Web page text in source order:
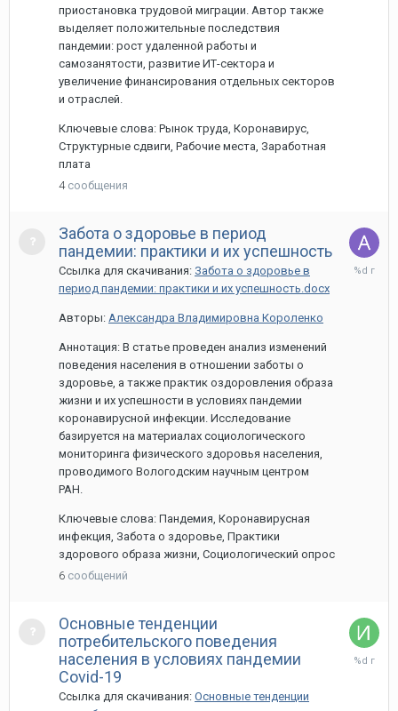
приостановка трудовой миграции. Автор также
выделяет положительные последствия
пандемии: рост удаленной работы и
самозанятости, развитие ИТ-сектора и
увеличение финансирования отдельных секторов
и отраслей.
Ключевые слова: Рынок труда, Коронавирус,
Структурные сдвиги, Рабочие места, Заработная
плата
4 сообщения
Забота о здоровье в период
пандемии: практики и их успешность
Ссылка для скачивания: Забота о здоровье в
период пандемии: практики и их успешность.docx
Авторы: Александра Владимировна Короленко
Аннотация: В статье проведен анализ изменений
поведения населения в отношении заботы о
здоровье, а также практик оздоровления образа
жизни и их успешности в условиях пандемии
коронавирусной инфекции. Исследование
базируется на материалах социологического
мониторинга физического здоровья населения,
проводимого Вологодским научным центром
РАН.
Ключевые слова: Пандемия, Коронавирусная
инфекция, Забота о здоровье, Практики
здорового образа жизни, Социологический опрос
6 сообщений
31
Основные тенденции
потребительского поведения
населения в условиях пандемии
Covid-19
Ссылка для скачивания: Основные тенденции
30